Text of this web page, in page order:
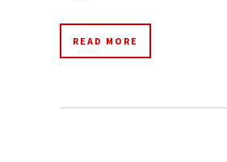
READ MORE